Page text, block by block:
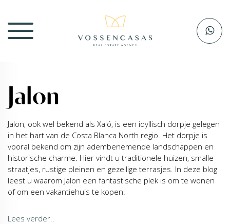
Jalon
Jalon, ook wel bekend als Xaló, is een idyllisch dorpje gelegen
in het hart van de Costa Blanca North regio. Het dorpje is
vooral bekend om zijn adembenemende landschappen en
historische charme. Hier vindt u traditionele huizen, smalle
straatjes, rustige pleinen en gezellige terrasjes. In deze blog
leest u waarom Jalon een fantastische plek is om te wonen
of om een vakantiehuis te kopen.
Lees verder..